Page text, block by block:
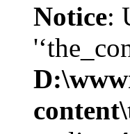
Notice: